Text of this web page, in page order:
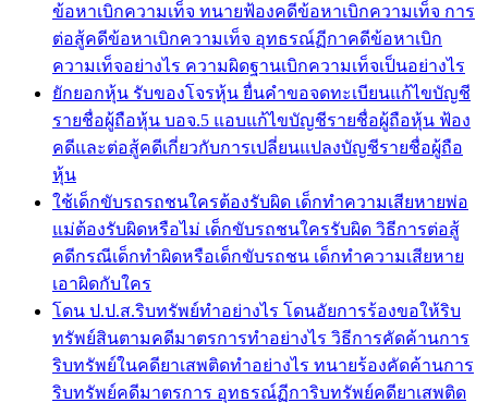
ข้อหาเบิกความเท็จ ทนายฟ้องคดีข้อหาเบิกความเท็จ การ
ต่อสู้คดีข้อหาเบิกความเท็จ อุทธรณ์ฏีกาคดีข้อหาเบิก
ความเท็จอย่างไร ความผิดฐานเบิกความเท็จเป็นอย่างไร
ยักยอกหุ้น รับของโจรหุ้น ยื่นคำขอจดทะเบียนแก้ไขบัญชี
รายชื่อผู้ถือหุ้น บอจ.5 แอบแก้ไขบัญชีรายชื่อผู้ถือหุ้น ฟ้อง
คดีและต่อสู้คดีเกี่ยวกับการเปลี่ยนแปลงบัญชีรายชื่อผู้ถือ
หุ้น
ใช้เด็กขับรถรถชนใครต้องรับผิด เด็กทำความเสียหายพ่อ
แม่ต้องรับผิดหรือไม่ เด็กขับรถชนใครรับผิด วิธีการต่อสู้
คดีกรณีเด็กทำผิดหรือเด็กขับรถชน เด็กทำความเสียหาย
เอาผิดกับใคร
โดน ป.ป.ส.ริบทรัพย์ทำอย่างไร โดนอัยการร้องขอให้ริบ
ทรัพย์สินตามคดีมาตรการทำอย่างไร วิธีการคัดค้านการ
ริบทรัพย์ในคดียาเสพติดทำอย่างไร ทนายร้องคัดค้านการ
ริบทรัพย์คดีมาตรการ อุทธรณ์ฏีการิบทรัพย์คดียาเสพติด